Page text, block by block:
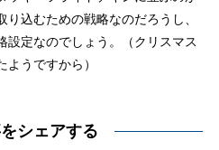
込むための戦略なのだろうし、
設定なのでしょう。（クリスマス
うですから）
シェアする